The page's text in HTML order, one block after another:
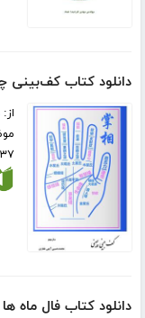
دانلود کتاب کف‌بینی
از:
۲۳۷
دانلود کتاب فال ماه ها